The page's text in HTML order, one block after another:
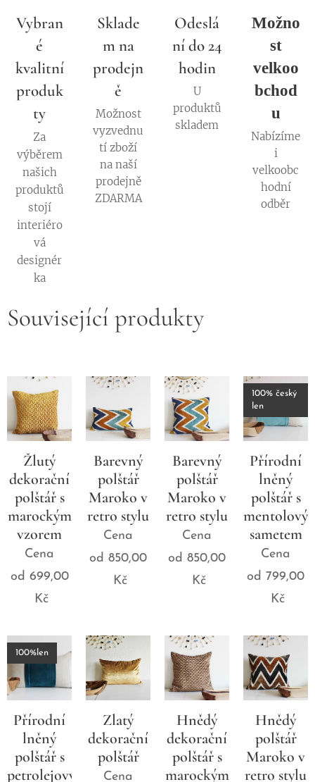
Vybran
é
kvalitní
produk
ty
Za
výběrem
našich
produktů
stojí
interiéro
vá
designér
ka
Sklade
m na
prodejn
ě
Možnost
vyzvednu
tí zboží
na naší
prodejně
ZDARMA
Odeslá
ní do 24
hodin
U
produktů
skladem
Možno
st
velkoo
bchod
u
Nabízíme
i
velkoobc
hodní
odběr
Související produkty
Žlutý
dekorační
polštář s
marockým
vzorem
Cena
od 699,00
Kč
Barevný
polštář
Maroko v
retro stylu
Cena
od 850,00
Kč
Barevný
polštář
Maroko v
retro stylu
Cena
od 850,00
Kč
Přírodní
lněný
polštář s
sametem
100% český
len
Cena
od 799,00
Kč
Přírodní
lněný
polštář s
petrolejovým
100%len
Zlatý
dekorační
polštář
Cena
Hnědý
dekorační
polštář s
marockým
Hnědý
polštář
Maroko v
retro stylu